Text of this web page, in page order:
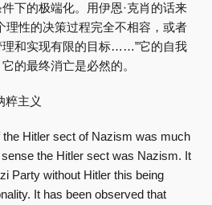
下的极端化。用伊恩·克肖的话来
理性的决策过程完全不相容，或者
理和实现有限的目标……”它的自我
的最终消亡是必然的。
粹主义
Hitler sect of Nazism was much
the Hitler sect was Nazism. It
Party without Hitler this being
It has been observed that